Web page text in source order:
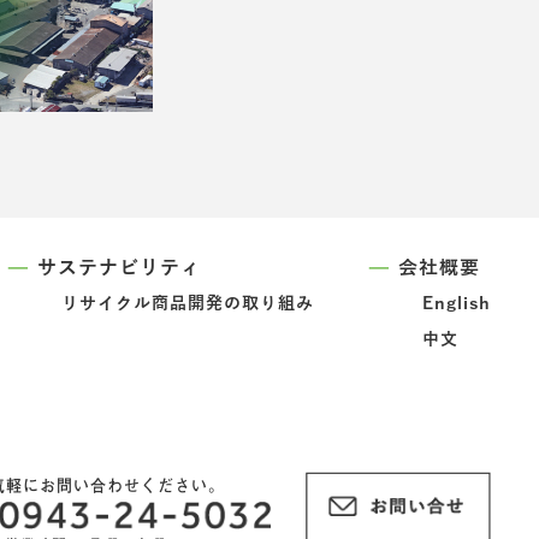
サステナビリティ
リサイクル商品開発の取り組み
会社概要
English
中文
軽にお問い合わせください。